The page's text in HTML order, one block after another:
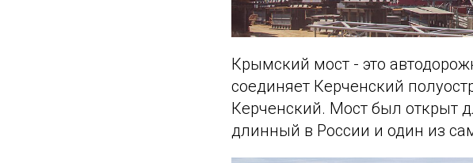
Крымский мост - это
соединяет Керченский
Керченский. Мост был открыт
длинный в России и один из